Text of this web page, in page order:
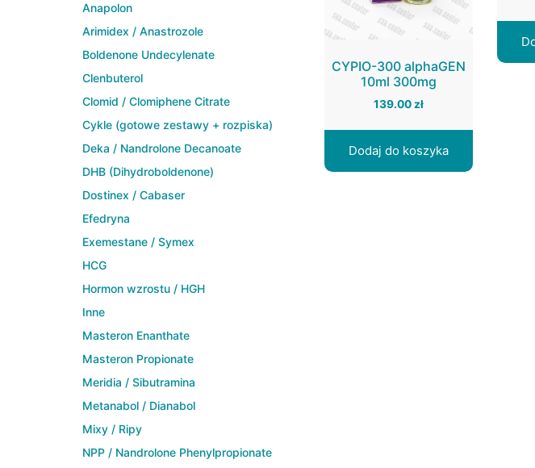
CYPIO-300 alphaGEN
10ml 300mg
139.00zł
Dodaj do koszyka
Anapolon
Arimidex / Anastrozole
Boldenone Undecylenate
Clenbuterol
Clomid / Clomiphene Citrate
Cykle (gotowe zestawy + rozpiska)
Deka / Nandrolone Decanoate
DHB (Dihydroboldenone)
Dostinex / Cabaser
Efedryna
Exemestane / Symex
HCG
Hormon wzrostu / HGH
Inne
Masteron Enanthate
Masteron Propionate
Meridia / Sibutramina
Metanabol / Dianabol
Mixy / Ripy
NPP / Nandrolone Phenylpropionate